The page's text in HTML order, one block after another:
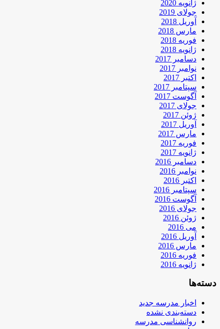
ژانویه 2020
جولای 2019
آوریل 2018
مارس 2018
فوریه 2018
ژانویه 2018
دسامبر 2017
نوامبر 2017
اکتبر 2017
سپتامبر 2017
آگوست 2017
جولای 2017
ژوئن 2017
آوریل 2017
مارس 2017
فوریه 2017
ژانویه 2017
دسامبر 2016
نوامبر 2016
اکتبر 2016
سپتامبر 2016
آگوست 2016
جولای 2016
ژوئن 2016
می 2016
آوریل 2016
مارس 2016
فوریه 2016
ژانویه 2016
دسته‌ها
اخبار مدرسه جدید
دسته‌بندی نشده
روانشناسی مدرسه